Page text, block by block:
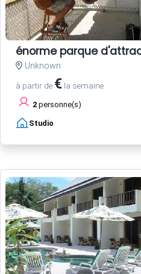
énorme parque
Unknown
à partir de € la semaine
2 personne(s)
Studio